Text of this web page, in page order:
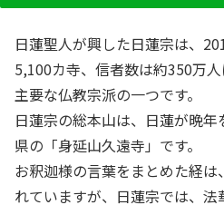
日蓮聖人が興した日蓮宗は、
5,100カ寺、信者数は約350万
主要な仏教宗派の一つです。
日蓮宗の総本山は、日蓮が晩
県の「身延山久遠寺」です。
お釈迦様の言葉をまとめた経
れていますが、日蓮宗では、